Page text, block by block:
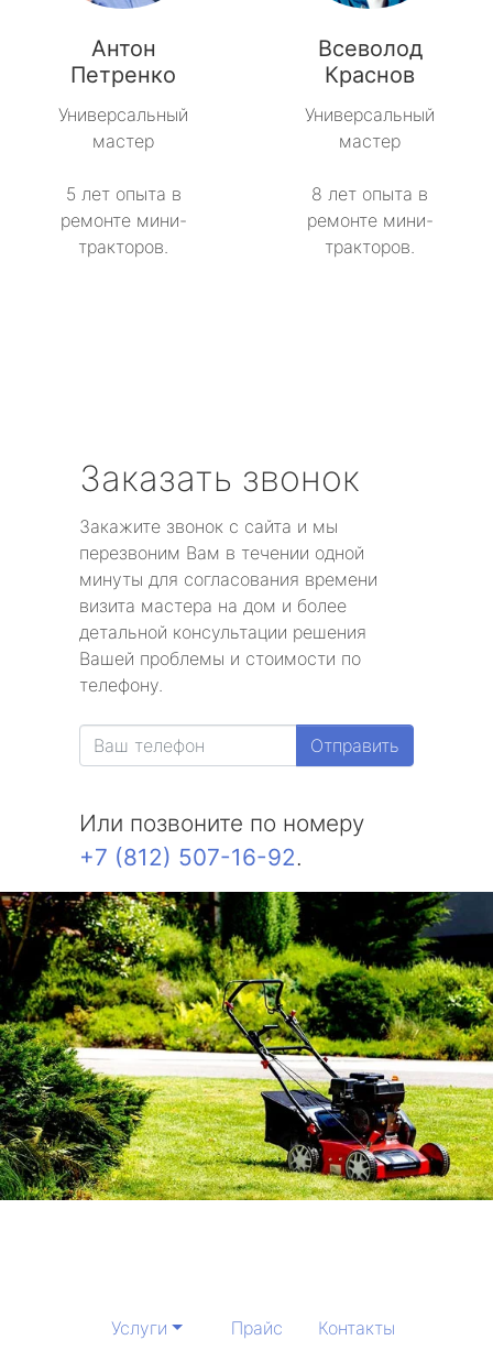
Антон
Петренко
Универсальный
мастер
5 лет опыта в
ремонте мини-
тракторов.
Всеволод
Краснов
Универсальный
мастер
8 лет опыта в
ремонте мини-
тракторов.
Заказать звонок
Закажите звонок с сайта и мы
перезвоним Вам в течении одной
минуты для согласования времени
визита мастера на дом и более
детальной консультации решения
Вашей проблемы и стоимости по
телефону.
Отправить
Или позвоните по номеру
+7 (812) 507-16-92.
Услуги Прайс Контакты